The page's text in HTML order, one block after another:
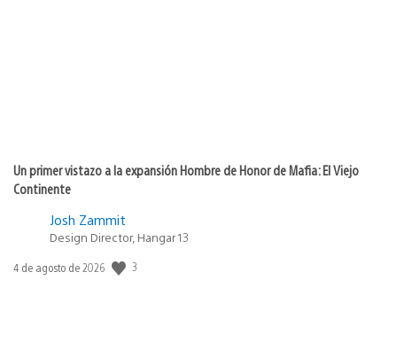
Un primer vistazo a la expansión Hombre de Honor de Mafia: El Viejo
Continente
Josh Zammit
Design Director, Hangar 13
Fecha
4 de agosto de 2026 3